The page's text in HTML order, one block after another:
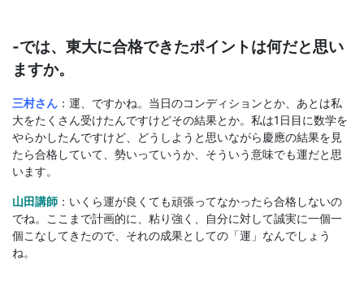
-では、東大に合格できたポイントは何だと思い
ますか。
三村さん ：運、ですかね。当日のコンディションとか、あとは私
大をたくさん受けたんですけどその結果とか。私は1日目に数学を
やらかしたんですけど、どうしようと思いながら慶應の結果を見
たら合格していて、勢いっていうか、そういう意味でも運だと思
います。
山田講師 ：いくら運が良くても頑張ってなかったら合格しないの
でね。ここまで計画的に、粘り強く、自分に対して誠実に一個一
個こなしてきたので、それの成果としての「運」なんでしょう
ね。